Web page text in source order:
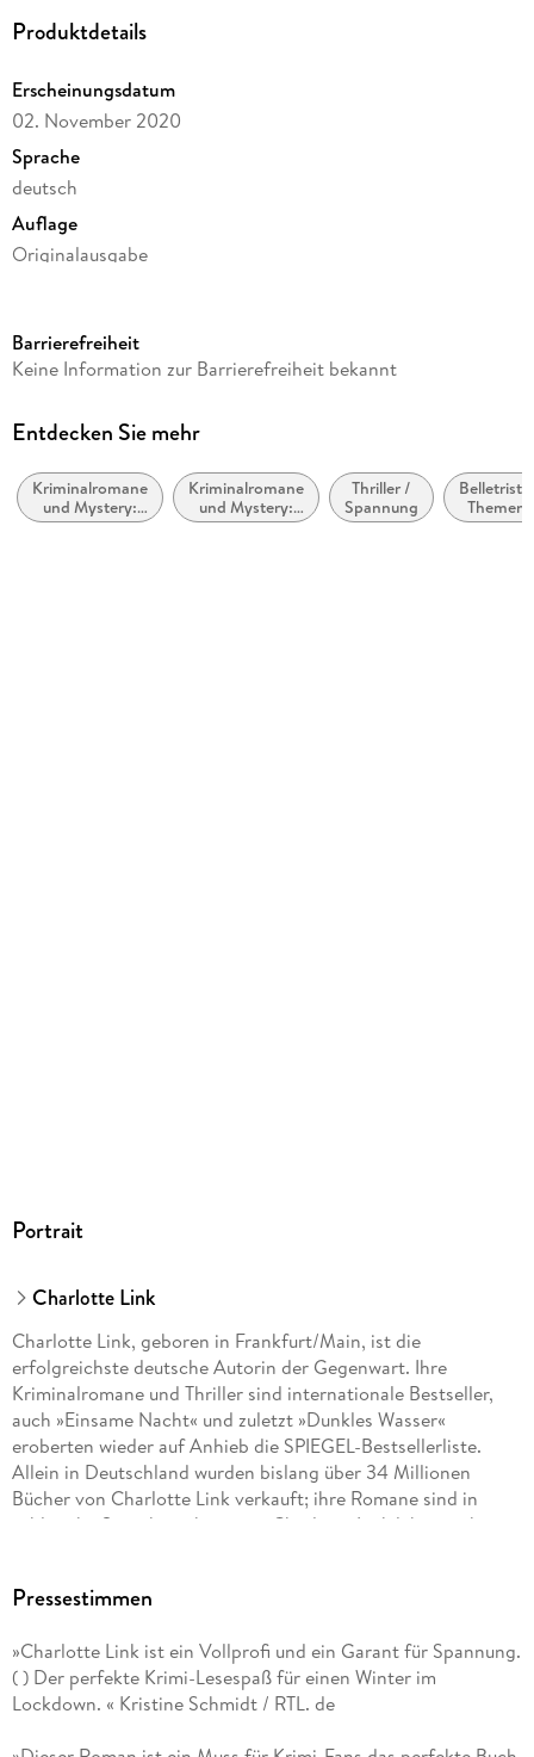
Produktdetails
Erscheinungsdatum
02. November 2020
Sprache
deutsch
Auflage
Originalausgabe
Reihe
Autor/Autorin
Verlag/Hersteller
Blanvalet Verlag
Barrierefreiheit
Keine Information zur Barrierefreiheit bekannt
Entdecken Sie mehr
Kriminalromane
und Mystery:
Polizeiarbeit &
Kriminalromane
und Mystery:
weibliche
Thriller /
Spannung
Themen,
Stoffe,
Portrait
Charlotte Link
Charlotte Link, geboren in Frankfurt/Main, ist die
erfolgreichste deutsche Autorin der Gegenwart. Ihre
Kriminalromane und Thriller sind internationale Bestseller,
auch »Einsame Nacht« und zuletzt »Dunkles Wasser«
eroberten wieder auf Anhieb die SPIEGEL-Bestsellerliste.
Allein in Deutschland wurden bislang über 34 Millionen
Bücher von Charlotte Link verkauft; ihre Romane sind in
zahlreiche Sprachen übersetzt. Charlotte Link lebt mit ihrer
Pressestimmen
»Charlotte Link ist ein Vollprofi und ein Garant für Spannung.
( ) Der perfekte Krimi-Lesespaß für einen Winter im
Lockdown. « Kristine Schmidt / RTL. de